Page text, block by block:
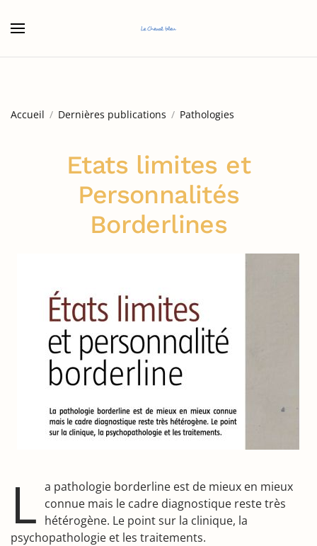
Accueil Dernières publications Pathologies
Etats limites et
Personnalités
Borderlines
L a pathologie borderline est de mieux en mieux
connue mais le cadre diagnostique reste très
hétérogène. Le point sur la clinique, la
psychopathologie et les traitements.